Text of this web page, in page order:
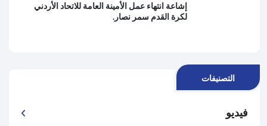
إشاعة انتهاء عمل الأمينة العامة للاتحاد الأردني
لكرة القدم سمر نصار.
التصنيفات
فيديو